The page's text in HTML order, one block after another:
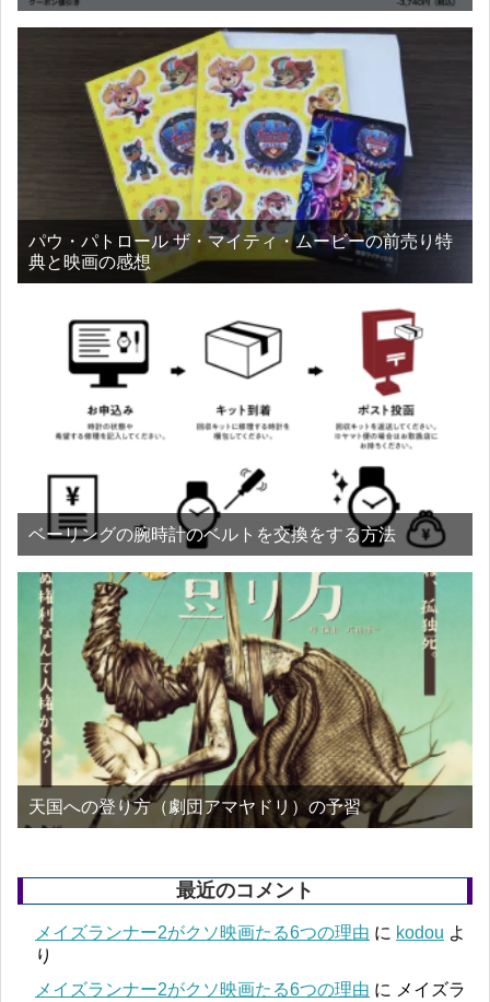
パウ・パトロール ザ・マイティ・ムービーの前売り特
典と映画の感想
ベーリングの腕時計のベルトを交換をする方法
天国への登り方（劇団アマヤドリ）の予習
最近のコメント
メイズランナー2がクソ映画たる6つの理由 に kodou よ
り
メイズランナー2がクソ映画たる6つの理由 に メイズラ